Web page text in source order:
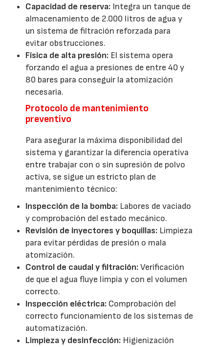
Capacidad de reserva: Integra un tanque de
almacenamiento de 2.000 litros de agua y
un sistema de filtración reforzada para
evitar obstrucciones.
Física de alta presión: El sistema opera
forzando el agua a presiones de entre 40 y
80 bares para conseguir la atomización
necesaria.
Protocolo de mantenimiento
preventivo
Para asegurar la máxima disponibilidad del
sistema y garantizar la diferencia operativa
entre trabajar con o sin supresión de polvo
activa, se sigue un estricto plan de
mantenimiento técnico:
Inspección de la bomba: Labores de vaciado
y comprobación del estado mecánico.
Revisión de inyectores y boquillas: Limpieza
para evitar pérdidas de presión o mala
atomización.
Control de caudal y filtración: Verificación
de que el agua fluye limpia y con el volumen
correcto.
Inspección eléctrica: Comprobación del
correcto funcionamiento de los sistemas de
automatización.
Limpieza y desinfección: Higienización